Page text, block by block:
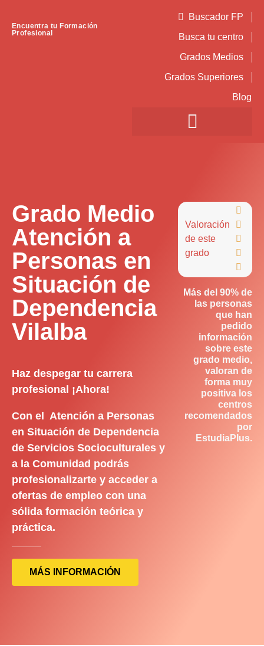
Encuentra tu Formación
Profesional
Buscador FP
Busca tu centro
Grados Medios
Grados Superiores
Blog
Grado Medio
Atención a
Personas en
Situación de
Dependencia
Vilalba
Haz despegar tu carrera
profesional ¡Ahora!
Con el Atención a Personas
en Situación de Dependencia
de Servicios Socioculturales y
a la Comunidad podrás
profesionalizarte y acceder a
ofertas de empleo con una
sólida formación teórica y
práctica.
MÁS INFORMACIÓN
Valoración
de este
grado





Más del 90% de
las personas
que han
pedido
información
sobre este
grado medio,
valoran de
forma muy
positiva los
centros
recomendados
por
EstudiaPlus.